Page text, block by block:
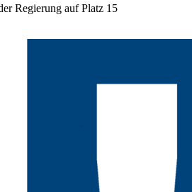
Regierung auf Platz 15